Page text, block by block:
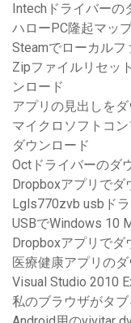
Intechドライバーの
ハローPC隆起マッ
Steamでローカル
Zipファイルリセッ
ンロード
アプリの見出しを
マイクロソフトコ
ダウンロード
Octドライバーのダ
Dropboxアプリでダ
Lgls770zvb usbド
USBでWindows 10
Dropboxアプリでダ
医療健康アプリの
Visual Studio 2010
私のブラウザがタ